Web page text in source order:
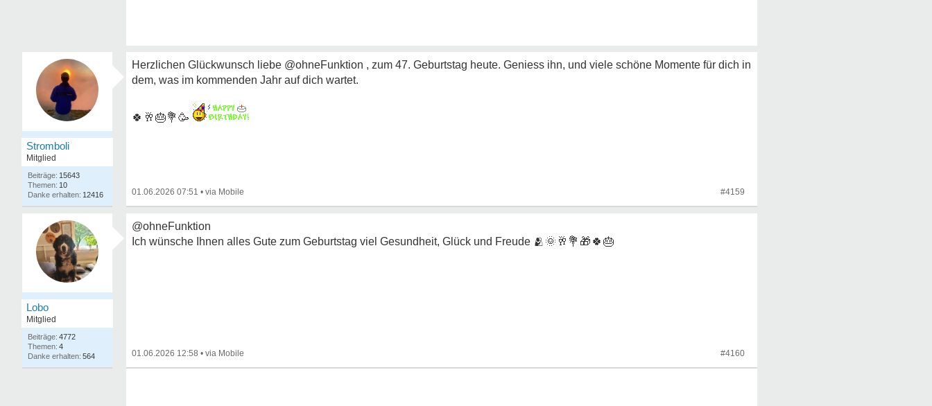
Stromboli
Mitglied
15643
10
12416
Herzlichen Glückwunsch liebe @ohneFunktion , zum 47. Geburtstag heute. Geniess ihn, und viele schöne Momente für dich in
dem, was im kommenden Jahr auf dich wartet.
🍀🥂🎂💐🥳
01.06.2026 07:51 • #4159
Lobo
Mitglied
4772
4
564
@ohneFunktion
Ich wünsche Ihnen alles Gute zum Geburtstag viel Gesundheit, Glück und Freude 🫂🌞🥂💐🎁🍀🎂
01.06.2026 12:58 • #4160